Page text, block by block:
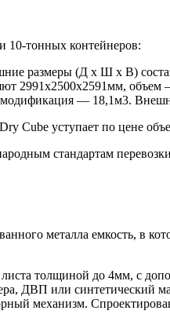
10-тонных контейнеров:
размеры (Д х Ш х В)
2991х2500х2591мм,
— 18,1м3.
Cube уступает по цене
стандартам
металла емкость, в
толщиной до 4мм, с
ДВП или синтетический
механизм.